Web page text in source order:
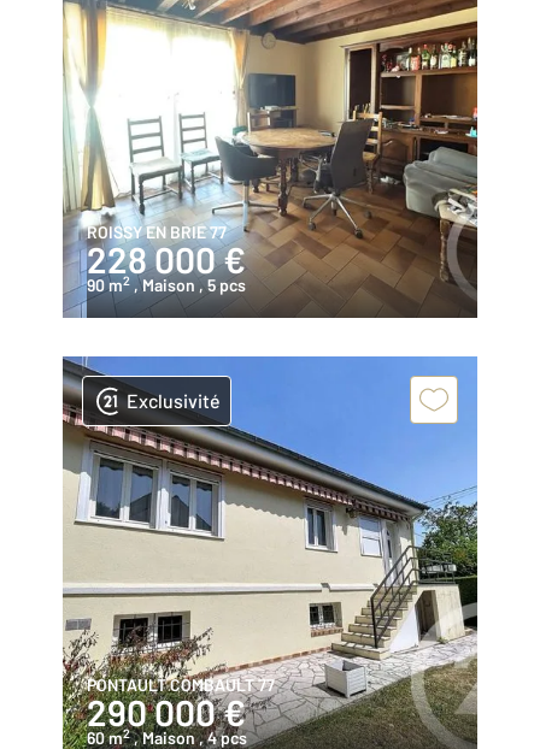
ROISSY EN BRIE 77
228 000 €
90 m2 , Maison , 5 pcs
Exclusivité
PONTAULT COMBAULT 77
290 000 €
60 m2 , Maison, 4 pcs